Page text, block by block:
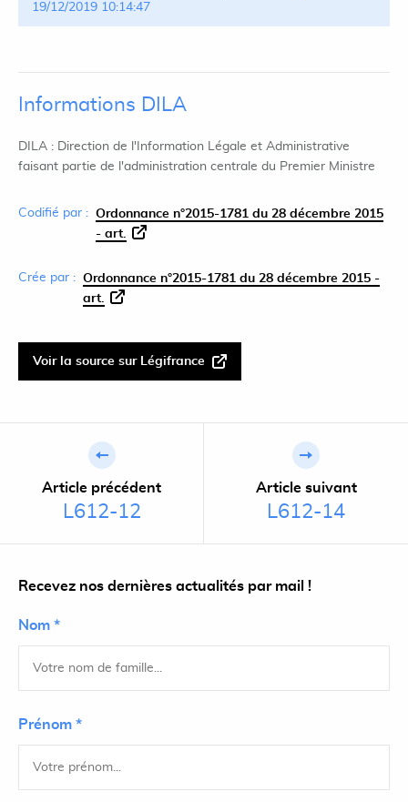
19/12/2019 10:14:47
Informations DILA
DILA : Direction de l'Information Légale et Administrative
faisant partie de l'administration centrale du Premier Ministre
Codifié par : Ordonnance n°2015-1781 du 28 décembre 2015
- art.
Crée par : Ordonnance n°2015-1781 du 28 décembre 2015 -
art.
Voir la source sur Légifrance
Article précédent
L612-12
Article suivant
L612-14
Recevez nos dernières actualités par mail !
Nom *
Prénom *